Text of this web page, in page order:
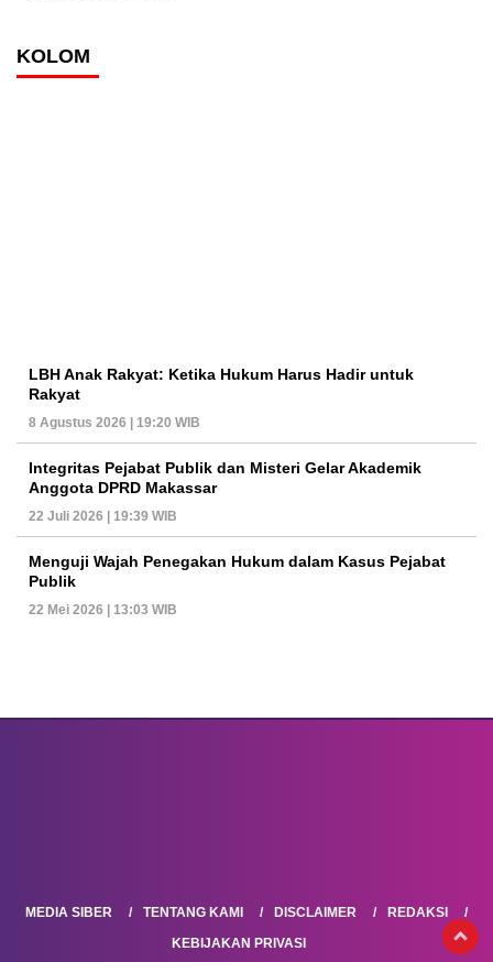
KOLOM
LBH Anak Rakyat: Ketika Hukum Harus Hadir untuk
Rakyat
8 Agustus 2026 | 19:20 WIB
Integritas Pejabat Publik dan Misteri Gelar Akademik
Anggota DPRD Makassar
22 Juli 2026 | 19:39 WIB
Menguji Wajah Penegakan Hukum dalam Kasus Pejabat
Publik
22 Mei 2026 | 13:03 WIB
MEDIA SIBER TENTANG KAMI DISCLAIMER
REDAKSI
KEBIJAKAN PRIVASI